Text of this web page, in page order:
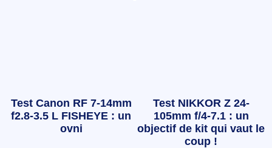
Test Canon RF 7-14mm
f2.8-3.5 L FISHEYE : un
ovni
Test NIKKOR Z 24-
105mm f/4-7.1 : un
objectif de kit qui vaut le
coup !